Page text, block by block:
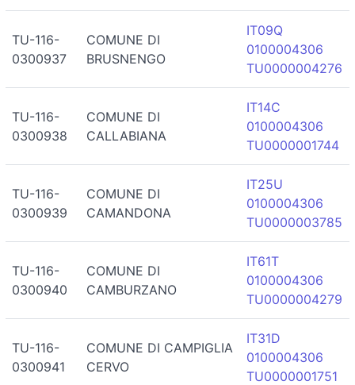
TU-116-
0300937
COMUNE DI
BRUSNENGO
IT09Q
0100004306
TU0000004276
TU-116-
0300938
COMUNE DI
CALLABIANA
IT14C
0100004306
TU0000001744
TU-116-
0300939
COMUNE DI
CAMANDONA
IT25U
0100004306
TU0000003785
TU-116-
0300940
COMUNE DI
CAMBURZANO
IT61T
0100004306
TU0000004279
TU-116-
0300941
COMUNE DI CAMPIGLIA
CERVO
IT31D
0100004306
TU0000001751